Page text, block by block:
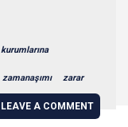
kurumlarına
zamanaşımı zarar
LEAVE A COMMENT